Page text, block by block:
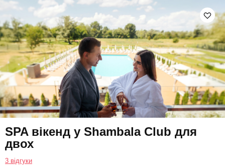
SPA вікенд у Shambala Club для
двох
3 відгуки